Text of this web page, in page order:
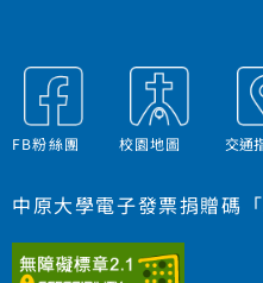
FB粉絲團 校園地圖 交通
中原大學電子發票捐贈碼